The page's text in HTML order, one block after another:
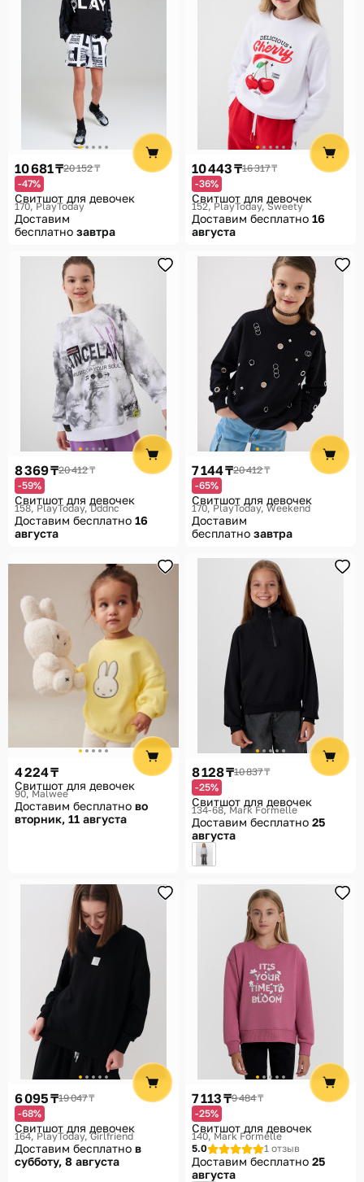
10 681 ₸20 152 ₸
-47%
Свитшот для девочек
170 PlayToday
Доставим
бесплатно завтра
10 443 ₸16 317 ₸
-36%
Свитшот для девочек
152 PlayToday, Sweety
Доставим бесплатно 16
августа
8 369 ₸20 412 ₸
-59%
Свитшот для девочек
158 PlayToday, Dddnc
Доставим бесплатно 16
августа
7 144 ₸20 412 ₸
-65%
Свитшот для девочек
170 PlayToday, Weekend
Доставим
бесплатно завтра
4 224 ₸
Свитшот для девочек
90 Malwee
Доставим бесплатно во
вторник, 11 августа
8 128 ₸10 837 ₸
-25%
Свитшот для девочек
134-68 Mark Formelle
Доставим бесплатно 25
августа
6 095 ₸19 047 ₸
-68%
Свитшот для девочек
164 PlayToday, Girlfriend
Доставим бесплатно в
субботу, 8 августа
7 113 ₸9 484 ₸
-25%
Свитшот для девочек
140 Mark Formelle
5.0
1 отзыв
Доставим бесплатно 25
августа